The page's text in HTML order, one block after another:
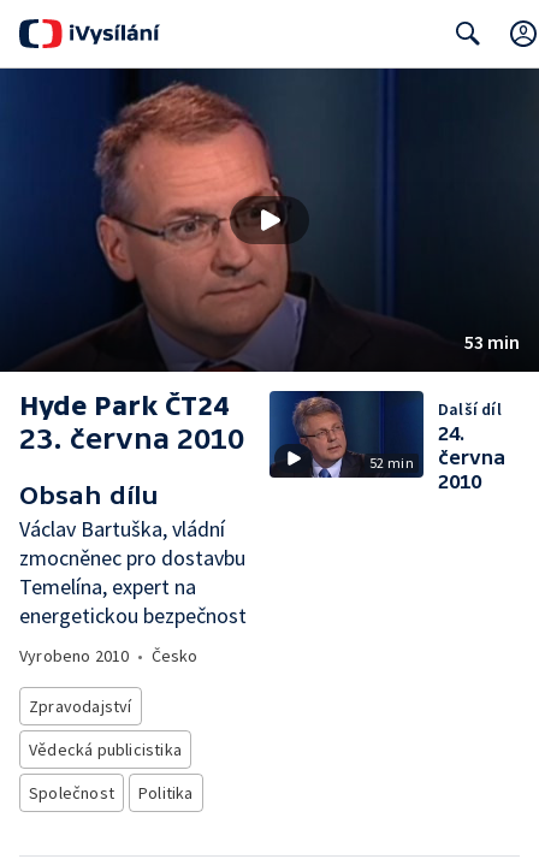
53 min
Hyde Park ČT24
23. června 2010
Obsah dílu
Václav Bartuška, vládní
zmocněnec pro dostavbu
Temelína, expert na
energetickou bezpečnost
Vyrobeno 2010 • Česko
Zpravodajství
Vědecká publicistika
Společnost
Politika
52 min
Další díl
24.
června
2010